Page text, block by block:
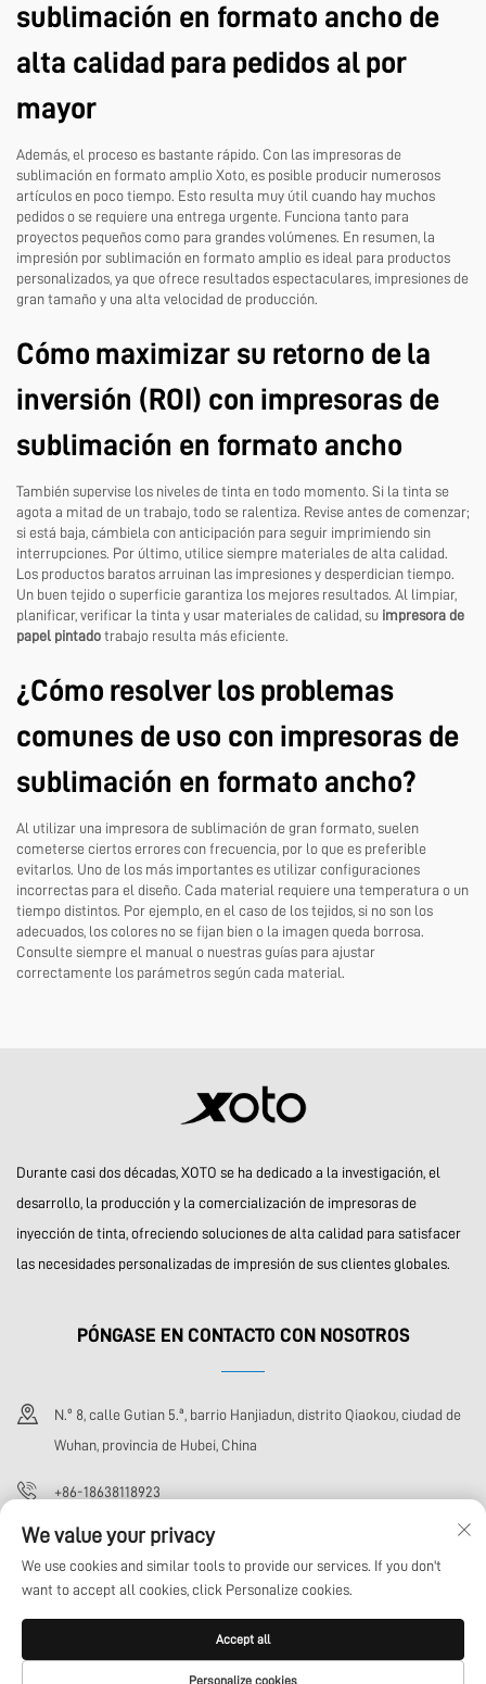
sublimación en formato ancho de
alta calidad para pedidos al por
mayor
Además, el proceso es bastante rápido. Con las impresoras de
sublimación en formato amplio Xoto, es posible producir numerosos
artículos en poco tiempo. Esto resulta muy útil cuando hay muchos
pedidos o se requiere una entrega urgente. Funciona tanto para
proyectos pequeños como para grandes volúmenes. En resumen, la
impresión por sublimación en formato amplio es ideal para productos
personalizados, ya que ofrece resultados espectaculares, impresiones de
gran tamaño y una alta velocidad de producción.
Cómo maximizar su retorno de la
inversión (ROI) con impresoras de
sublimación en formato ancho
También supervise los niveles de tinta en todo momento. Si la tinta se
agota a mitad de un trabajo, todo se ralentiza. Revise antes de comenzar;
si está baja, cámbiela con anticipación para seguir imprimiendo sin
interrupciones. Por último, utilice siempre materiales de alta calidad.
Los productos baratos arruinan las impresiones y desperdician tiempo.
Un buen tejido o superficie garantiza los mejores resultados. Al limpiar,
planificar, verificar la tinta y usar materiales de calidad, su impresora de
papel pintado trabajo resulta más eficiente.
¿Cómo resolver los problemas
comunes de uso con impresoras de
sublimación en formato ancho?
Al utilizar una impresora de sublimación de gran formato, suelen
cometerse ciertos errores con frecuencia, por lo que es preferible
evitarlos. Uno de los más importantes es utilizar configuraciones
incorrectas para el diseño. Cada material requiere una temperatura o un
tiempo distintos. Por ejemplo, en el caso de los tejidos, si no son los
adecuados, los colores no se fijan bien o la imagen queda borrosa.
Consulte siempre el manual o nuestras guías para ajustar
correctamente los parámetros según cada material.
Durante casi dos décadas, XOTO se ha dedicado a la investigación, el
desarrollo, la producción y la comercialización de impresoras de
inyección de tinta, ofreciendo soluciones de alta calidad para satisfacer
las necesidades personalizadas de impresión de sus clientes globales.
PÓNGASE EN CONTACTO CON NOSOTROS
N.º 8, calle Gutian 5.ª, barrio Hanjiadun, distrito Qiaokou, ciudad de
Wuhan, provincia de Hubei, China
+86-18638118923
[email protected]
Derechos de autor © Wuhan Xoto Technology Co., Ltd. Todos los derechos
Política de privacidad
We value your privacy
We use cookies and similar tools to provide our services. If you don't
want to accept all cookies, click Personalize cookies.
Personalize cookies
Accept all